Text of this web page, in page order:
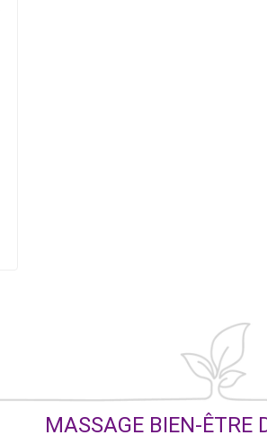
MASSAGE BIEN-ÊTRE